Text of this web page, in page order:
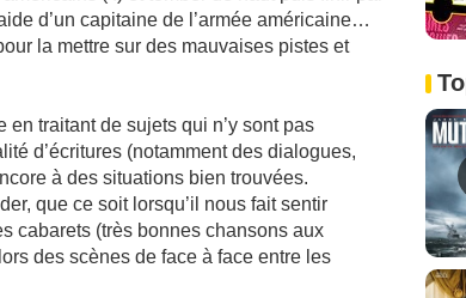
d’un capitaine de l’armée américaine…
la mettre sur des mauvaises pistes et
en traitant de sujets qui n’y sont pas
d’écritures (notamment des dialogues,
à des situations bien trouvées.
que ce soit lorsqu’il nous fait sentir
cabarets (très bonnes chansons aux
des scènes de face à face entre les